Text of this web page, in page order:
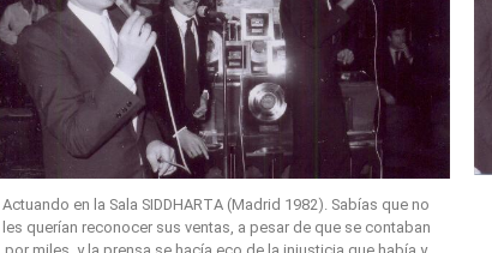
Actuando en la Sala SIDDHARTA (Madrid 1982). Sabías que no
les querían reconocer sus ventas, a pesar de que se contaban